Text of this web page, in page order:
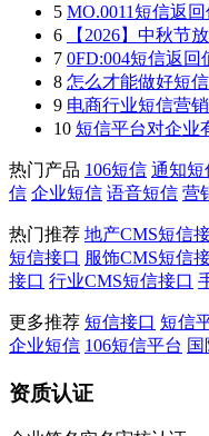
5 MO.0011短信返
6
【2026】中秋节
7 0FD:004短信返
8 怎么才能做好短
9 电商行业短信营
10 短信平台对企业
热门产品 106短信 通知短
信 企业短信 语音短信 营
热门推荐 地产CMS短信
短信接口 服饰CMS短信
接口 行业CMS短信接口
更多推荐 短信接口 短信
企业短信 106短信平台
资质认证